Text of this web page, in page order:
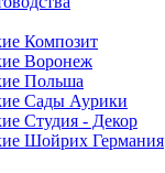
Композит
Воронеж
Польша
Сады Аурики
Студия - Декор
Шойрих Германия